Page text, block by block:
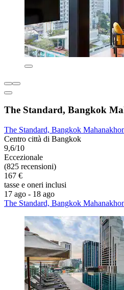
The Standard, Bangkok
The Standard, Bangkok
Centro città di Bangkok
9,6/10
Eccezionale
(825 recensioni)
167 €
tasse e oneri inclusi
17 ago - 18 ago
The Standard, Bangkok